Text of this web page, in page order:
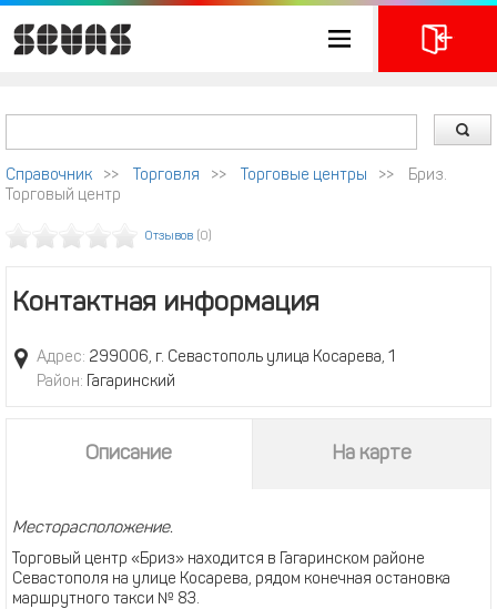
Справочник >> Торговля >> Торговые центры >>
Бриз.
Торговый центр
Отзывов (0)
Контактная информация
Адрес: 299006, г. Севастополь улица Косарева, 1
Район: Гагаринский
Описание На карте
Месторасположение.
Торговый центр «Бриз» находится в Гагаринском районе
Севастополя на улице Косарева, рядом конечная остановка
маршрутного такси № 83.